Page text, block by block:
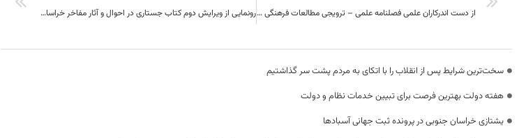
از دست اندرکاران علمی فصلنامه علمی – ترویجی مطالعات فرهنگی – اجتماعی خراسان تجلیل شد رونمایی از ویرایش دوم کتاب جستاری در احوال و آثار مفاخر خراسان جنوبی
سخت‌ترین شرایط پس از انقلاب را با اتکای به مردم پشت سر گذاشتیم
هفته دولت بهترین فرصت برای تبیین خدمات نظام و دولت
یشتازی خراسان جنوبی در پرونده ثبت جهانی آسبادها